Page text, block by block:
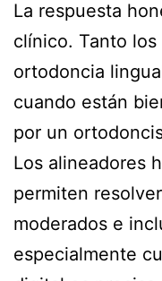
La respuesta
clínico. Tanto
ortodoncia
cuando están
por un
Los alineadores
permiten
moderados e
especialmente